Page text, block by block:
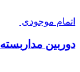
اتمام موجودی
دوربین مداربسته IPC-B120 هایلوک